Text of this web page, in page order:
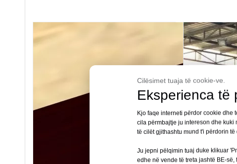
Cilësimet tuaja të cookie-ve.
Eksperienca të
Kjo faqe interneti përdor cookie dhe
cila përmbajtje ju intereson dhe kuki
të cilët gjithashtu mund t'i përdorin
Ju jepni pëlqimin tuaj duke klikuar
edhe në vende të treta jashtë BE-